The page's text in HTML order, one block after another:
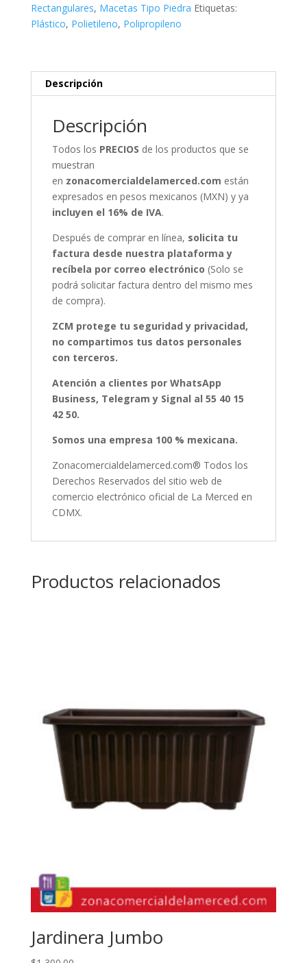
Rectangulares, Macetas Tipo Piedra Etiquetas:
Plástico, Polietileno, Polipropileno
Descripción
Descripción
Todos los PRECIOS de los productos que se
muestran
en zonacomercialdelamerced.com están
expresados en pesos mexicanos (MXN) y ya
incluyen el 16% de IVA.
Después de comprar en línea, solicita tu
factura desde nuestra plataforma y
recíbela por correo electrónico (Solo se
podrá solicitar factura dentro del mismo mes
de compra).
ZCM protege tu seguridad y privacidad,
no compartimos tus datos personales
con terceros.
Atención a clientes por WhatsApp
Business, Telegram y Signal al 55 40 15
42 50.
Somos una empresa 100 % mexicana.
Zonacomercialdelamerced.com® Todos los
Derechos Reservados del sitio web de
comercio electrónico oficial de La Merced en
CDMX.
Productos relacionados
Jardinera Jumbo